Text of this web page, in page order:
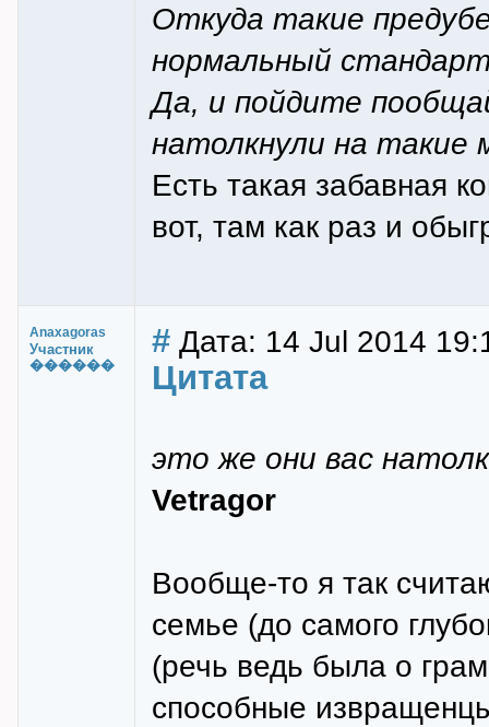
Откуда такие
нормальный
Да, и пойдите
натолкнули на такие
Есть такая забавная
вот, там как раз и
Anaxagoras
Участник
������
# Дата: 14 Jul 2014
Цитата
это же они вас
Vetragor
Вообще-то я так
семье (до самого
(речь ведь была о
способные